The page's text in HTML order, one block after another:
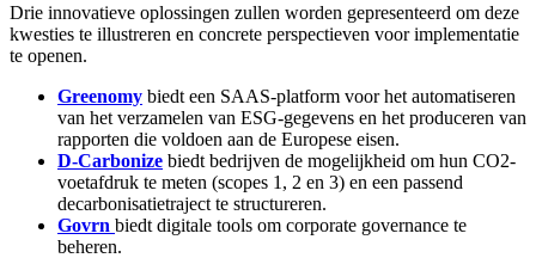
Drie innovatieve oplossingen zullen worden gepresenteerd om deze
kwesties te illustreren en concrete perspectieven voor implementatie
te openen.
Greenomy biedt een SAAS-platform voor het automatiseren
van het verzamelen van ESG-gegevens en het produceren van
rapporten die voldoen aan de Europese eisen.
D-Carbonize biedt bedrijven de mogelijkheid om hun CO2-
voetafdruk te meten (scopes 1, 2 en 3) en een passend
decarbonisatietraject te structureren.
Govrn biedt digitale tools om corporate governance te
beheren.